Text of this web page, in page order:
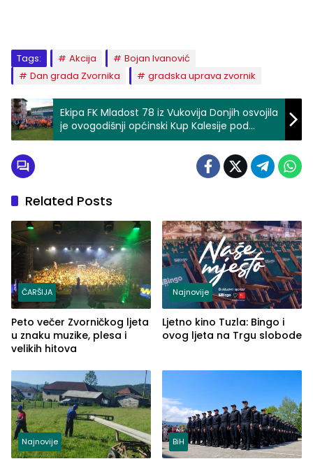
Tags: Akcija
Bojan Ivanović
Dan grada Zvornika
gradska uprava zvornik
Ekipa FK Mladost 78 iz Vukovija Donjih osvojila
je ovogodišnji općinski Kup Kalesije pod
nazivom „Kup šehida“
Related Posts
ČARŠIJA
Peto večer Zvorničkog ljeta
u znaku muzike, plesa i
velikih hitova
Najnovije
Ljetno kino Tuzla: Bingo i
ovog ljeta na Trgu slobode
Najnovije BiH